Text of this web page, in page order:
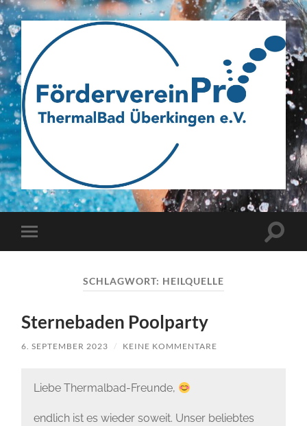
Webseite
des
Fördervereins
Menü
SCHLAGWORT: HEILQUELLE
Sternebaden Poolparty
6. SEPTEMBER 2023 / KEINE KOMMENTARE
Liebe Thermalbad-Freunde,
endlich ist es wieder soweit. Unser beliebtes